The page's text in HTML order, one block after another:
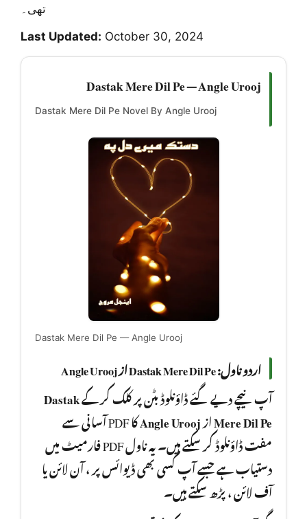
تھی۔
Last Updated: October 30, 2024
Dastak Mere Dil Pe — Angle Urooj
Dastak Mere Dil Pe Novel By Angle Urooj
Dastak Mere Dil Pe — Angle Urooj
اردو ناول: Dastak Mere Dil Pe از Angle Urooj
آپ نیچے دیے گئے ڈاؤنلوڈ بٹن پر کلک کر کےDastak
Mere Dil PeازAngle Urooj
کا PDF آسانی سے
مفت ڈاؤنلوڈ کر سکتے ہیں۔ یہ ناول PDF فارمیٹ میں
دستیاب ہے جسے آپ کسی بھی ڈیوائس پر ، آن لائن یا
آف لائن ، پڑھ سکتے ہیں۔